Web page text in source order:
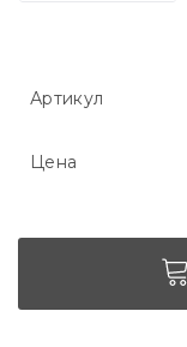
Артикул
Цена